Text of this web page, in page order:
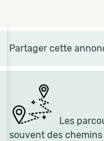
Les
souvent des
Partager cette